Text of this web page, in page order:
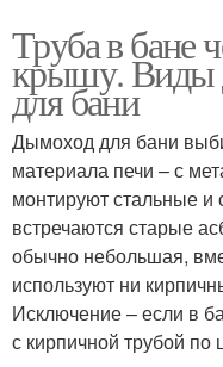
Труба в бане
крышу. Виды
для бани
Дымоход для бани
материала печи – с
монтируют стальные и
встречаются старые
обычно небольшая,
используют ни
Исключение – если в
с кирпичной трубой по